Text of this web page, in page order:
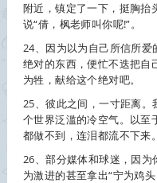
附近，镇定了一下，挺胸抬
说“倩，枫老师叫你呢!”。
24、因为以为自己所信所
绝对的东西，便忙不迭把自
为牲，献给这个绝对吧。
25、彼此之间，一寸距离
个世界泛滥的冷空气。以至
都做不到，连泪都流不下来。
26、部分媒体和球迷，因
为激进的甚至拿出“宁为鸡